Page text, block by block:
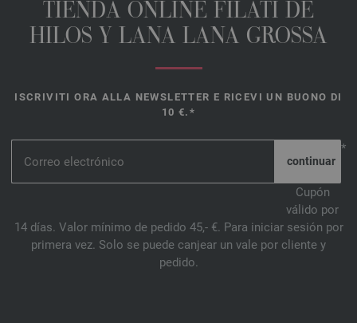
TIENDA ONLINE FILATI DE
HILOS Y LANA LANA GROSSA
ISCRIVITI ORA ALLA NEWSLETTER E RICEVI UN BUONO DI
10 €.*
*
Cupón
válido por
14 días. Valor mínimo de pedido 45,- €. Para iniciar sesión por
primera vez. Solo se puede canjear un vale por cliente y
pedido.